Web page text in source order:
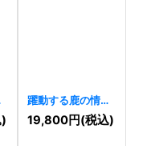
躍動する鹿の情熱
と流動のロゴ
11074 ]
19,800円(税込)